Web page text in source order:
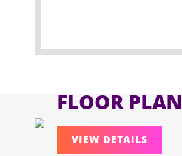
FLOOR PLAN
VIEW DETAILS